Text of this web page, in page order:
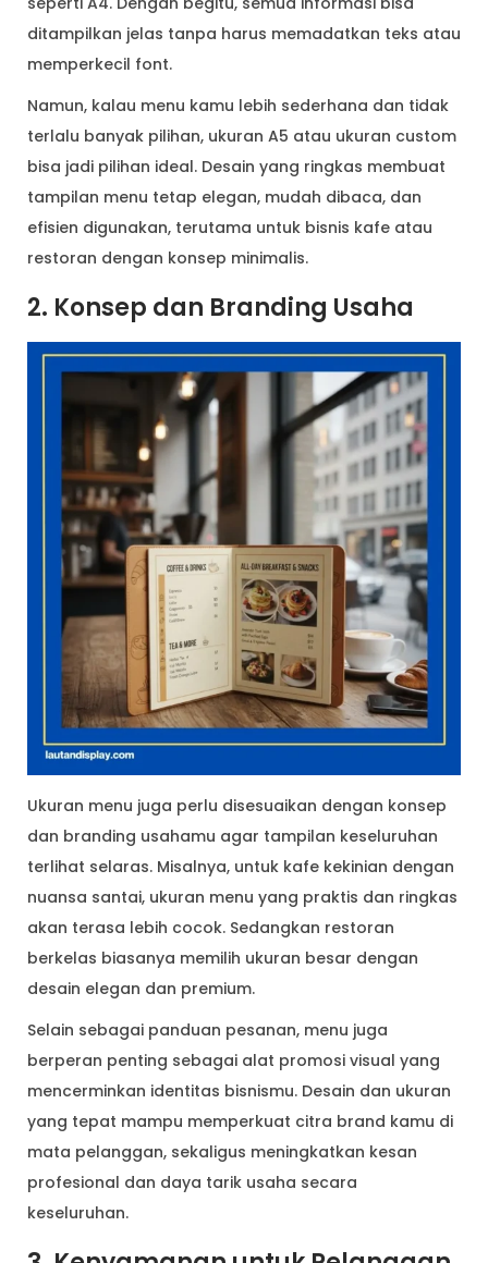
ditampilkan jelas tanpa harus memadatkan teks atau
memperkecil font.
Namun, kalau menu kamu lebih sederhana dan tidak
terlalu banyak pilihan, ukuran A5 atau ukuran custom
bisa jadi pilihan ideal. Desain yang ringkas membuat
tampilan menu tetap elegan, mudah dibaca, dan
efisien digunakan, terutama untuk bisnis kafe atau
restoran dengan konsep minimalis.
2. Konsep dan Branding Usaha
Ukuran menu juga perlu disesuaikan dengan konsep
dan branding usahamu agar tampilan keseluruhan
terlihat selaras. Misalnya, untuk kafe kekinian dengan
nuansa santai, ukuran menu yang praktis dan ringkas
akan terasa lebih cocok. Sedangkan restoran
berkelas biasanya memilih ukuran besar dengan
desain elegan dan premium.
Selain sebagai panduan pesanan, menu juga
berperan penting sebagai alat promosi visual yang
mencerminkan identitas bisnismu. Desain dan ukuran
yang tepat mampu memperkuat citra brand kamu di
mata pelanggan, sekaligus meningkatkan kesan
profesional dan daya tarik usaha secara
keseluruhan.